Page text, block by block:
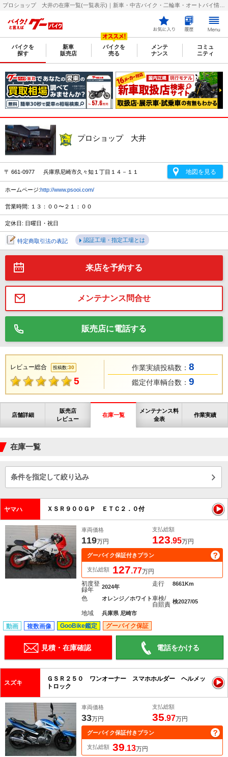
バイクを
探す
新車
販売店
バイクを
売る
メンテ
ナンス
コミュ
ニティ
プロショップ 大井
〒 661-0977 兵庫県尼崎市久々知１丁目１４－１１ 地図を見る
ホームページ:http://www.psooi.com/
営業時間: １３：００〜２１：００
定休日: 日曜日・祝日
特定商取引法の表記 認証工場・指定工場とは
来店を予約する
メンテナンス問合せ
販売店に電話する
レビュー総合 投稿数:30
5
作業実績投稿数： 8
鑑定付車輌台数： 9
店舗詳細
販売店
レビュー
在庫一覧
メンテナンス料
金表
作業実績
在庫一覧
条件を指定して絞り込み
ヤマハ ＸＳＲ９００ＧＰ ＥＴＣ２．０付
車両価格
119万円
支払総額
123.95万円
グーバイク保証付きプラン
支払総額 127.77万円
初度登
録年
2024年 走行 8661Km
色 オレンジ／ホワイト車検/
自賠責 検2027/05
地域 兵庫県 尼崎市
動画 複数画像 GooBike鑑定 グーバイク保証
見積・在庫確認 電話をかける
スズキ
ＧＳＲ２５０ ワンオーナー スマホホルダー ヘルメッ
トロック
車両価格
33万円
支払総額
35.97万円
グーバイク保証付きプラン
支払総額 39.13万円